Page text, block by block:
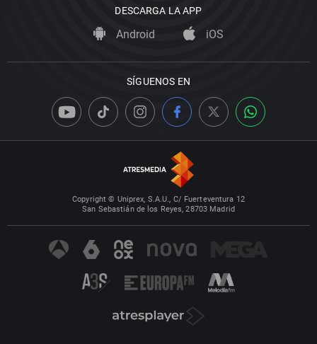
DESCARGA LA APP
Android iOS
SÍGUENOS EN
Copyright © Uniprex, S.A.U., C/ Fuerteventura 12
San Sebastián de los Reyes, 28703 Madrid